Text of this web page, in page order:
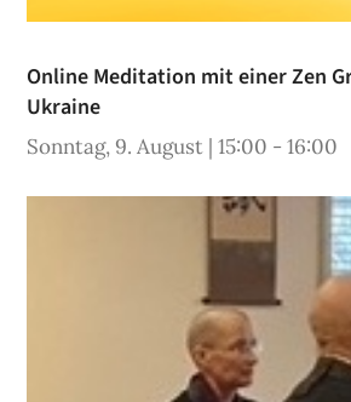
Online Meditation mit einer Zen
Ukraine
Sonntag, 9. August | 15:00 -16:00